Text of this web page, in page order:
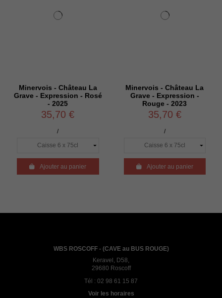
Minervois - Château La
Grave - Expression - Rosé
- 2025
35,70 €
/
Ajouter au panier
Minervois - Château La
Grave - Expression -
Rouge - 2023
35,70 €
/
Ajouter au panier
WBS ROSCOFF - (CAVE au BUS ROUGE)
Keravel, D58,
29680 Roscoff
Tél : 02 98 61 15 87
Voir les horaires